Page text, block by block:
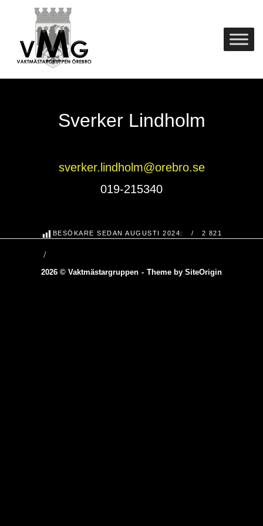
content
Sverker Lindholm
sverker.lindholm@orebro.se
019-215340
BESÖKARE SEDAN AUGUSTI 2024: 2 821
2026 © Vaktmästargruppen Theme by SiteOrigin